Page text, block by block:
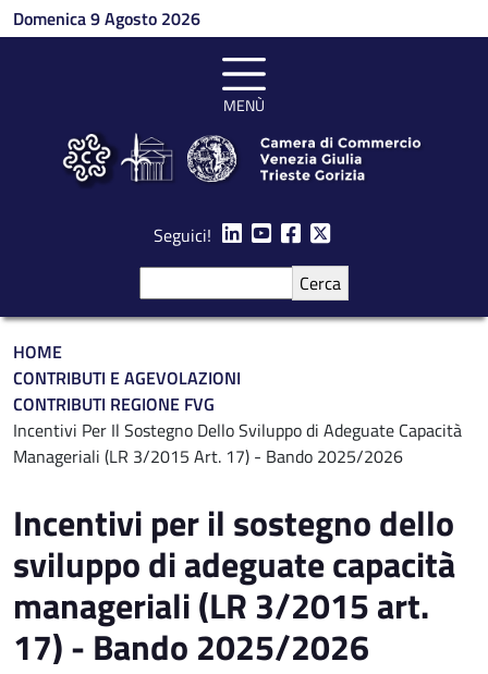
Salta al contenuto principale
Domenica 9 Agosto 2026
MENÙ
Seguici!
Briciole di pane
HOME
CONTRIBUTI E AGEVOLAZIONI
CONTRIBUTI REGIONE FVG
Incentivi Per Il Sostegno Dello Sviluppo di Adeguate Capacità
Manageriali (LR 3/2015 Art. 17) - Bando 2025/2026
Incentivi per il sostegno dello
sviluppo di adeguate capacità
manageriali (LR 3/2015 art.
17) - Bando 2025/2026